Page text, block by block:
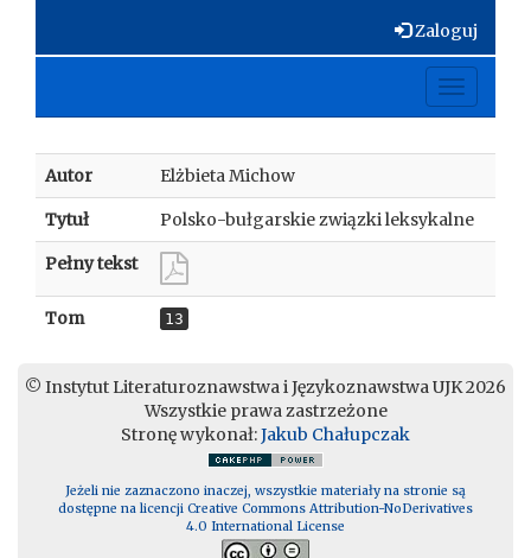
Zaloguj
Toggle
Autor Elżbieta Michow
Tytuł Polsko-bułgarskie związki leksykalne
Pełny tekst
Tom 13
© Instytut Literaturoznawstwa i Językoznawstwa UJK 2026
Wszystkie prawa zastrzeżone
Stronę wykonał:Jakub Chałupczak
Jeżeli nie zaznaczono inaczej, wszystkie materiały na stronie są
dostępne na licencji Creative Commons Attribution-NoDerivatives
4.0 International License